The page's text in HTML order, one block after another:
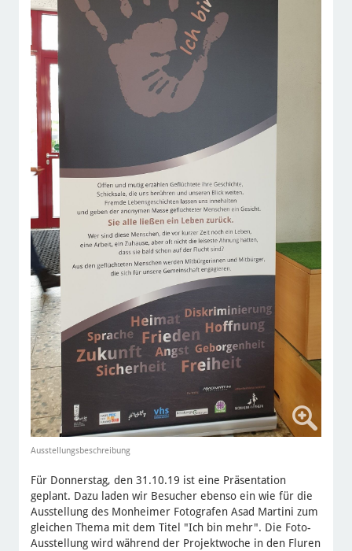
Ausstellungsbeschreibung
Für Donnerstag, den 31.10.19 ist eine Präsentation
geplant. Dazu laden wir Besucher ebenso ein wie für die
Ausstellung des Monheimer Fotografen Asad Martini zum
gleichen Thema mit dem Titel "Ich bin mehr". Die Foto-
Ausstellung wird während der Projektwoche in den Fluren